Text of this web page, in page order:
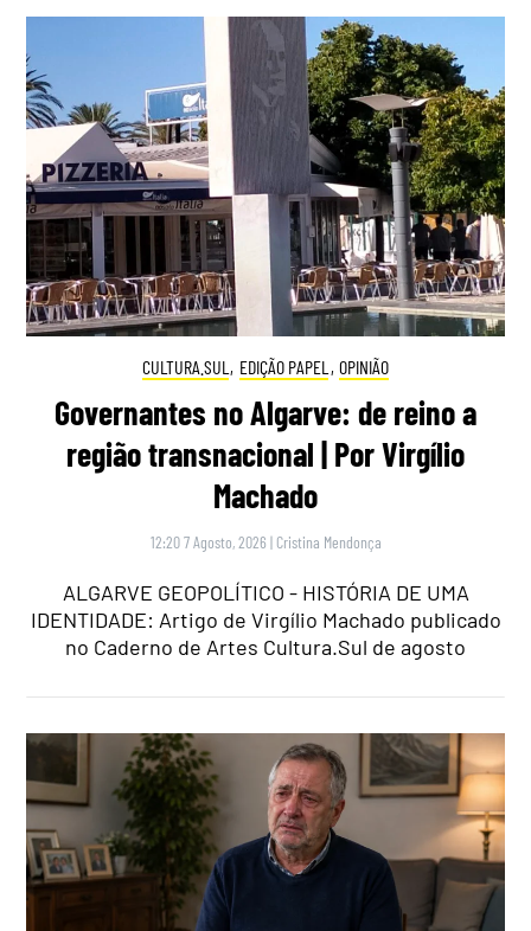
CULTURA.SUL , EDIÇÃO PAPEL , OPINIÃO
Governantes no Algarve: de reino a
região transnacional | Por Virgílio
Machado
12:20 7 Agosto, 2026 | Cristina Mendonça
ALGARVE GEOPOLÍTICO - HISTÓRIA DE UMA
IDENTIDADE: Artigo de Virgílio Machado publicado
no Caderno de Artes Cultura.Sul de agosto